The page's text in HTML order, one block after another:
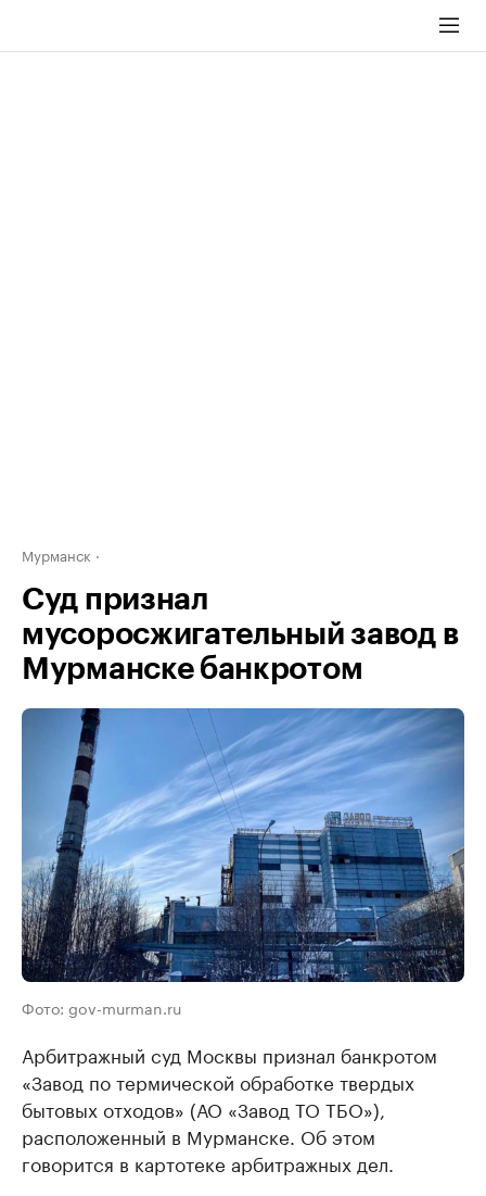
Мурманск
Суд признал
мусоросжигательный завод в
Мурманске банкротом
Фото: gov-murman.ru
Арбитражный суд Москвы признал банкротом
«Завод по термической обработке твердых
бытовых отходов» (АО «Завод ТО ТБО»),
расположенный в Мурманске. Об этом
говорится в картотеке арбитражных дел.